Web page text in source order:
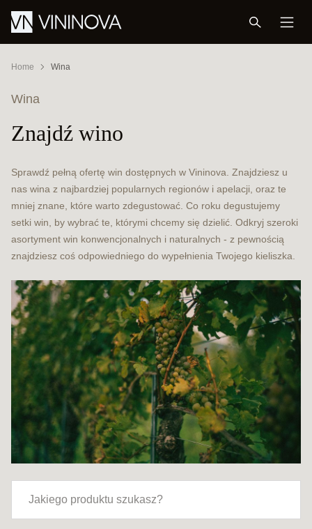
Home Wina
Wina
Znajdź wino
Sprawdź pełną ofertę win dostępnych w Vininova. Znajdziesz u
nas wina z najbardziej popularnych regionów i apelacji, oraz te
mniej znane, które warto zdegustować. Co roku degustujemy
setki win, by wybrać te, którymi chcemy się dzielić. Odkryj szeroki
asortyment win konwencjonalnych i naturalnych - z pewnością
znajdziesz coś odpowiedniego do wypełnienia Twojego kieliszka.